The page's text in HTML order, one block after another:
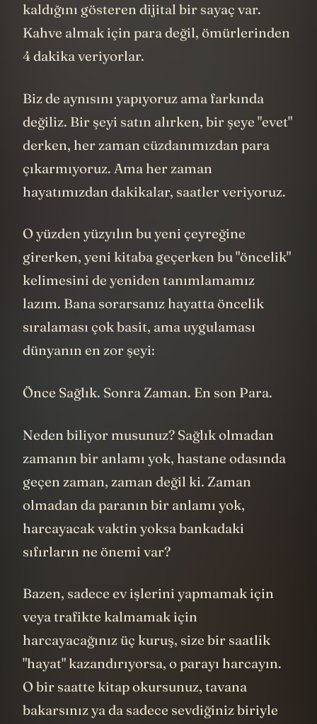
kaldığını gösteren dijital bir sayaç var.
Kahve almak için para değil, ömürlerinden
4 dakika veriyorlar.
Biz de aynısını yapıyoruz ama farkında
değiliz. Bir şeyi satın alırken, bir şeye "evet"
derken, her zaman cüzdanımızdan para
çıkarmıyoruz. Ama her zaman
hayatımızdan dakikalar, saatler veriyoruz.
O yüzden yüzyılın bu yeni çeyreğine
girerken, yeni kitaba geçerken bu "öncelik"
kelimesini de yeniden tanımlamamız
lazım. Bana sorarsanız hayatta öncelik
sıralaması çok basit, ama uygulaması
dünyanın en zor şeyi:
Önce Sağlık. Sonra Zaman. En son Para.
Neden biliyor musunuz? Sağlık olmadan
zamanın bir anlamı yok, hastane odasında
geçen zaman, zaman değil ki. Zaman
olmadan da paranın bir anlamı yok,
harcayacak vaktin yoksa bankadaki
sıfırların ne önemi var?
Bazen, sadece ev işlerini yapmamak için
veya trafikte kalmamak için
harcayacağınız üç kuruş, size bir saatlik
"hayat" kazandırıyorsa, o parayı harcayın.
O bir saatte kitap okursunuz, tavana
bakarsınız ya da sadece sevdiğiniz biriyle